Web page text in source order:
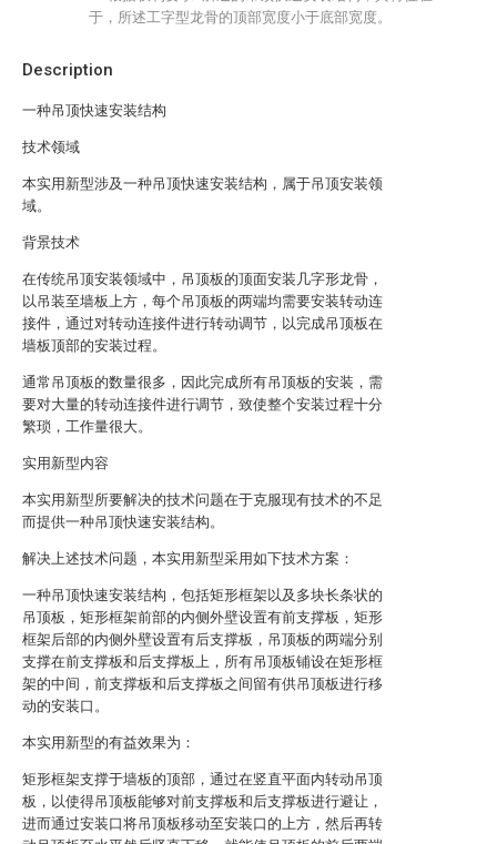
Description
一种吊顶快速安装结构
技术领域
本实用新型涉及一种吊顶快速安装结构，属于吊顶安装领
域。
背景技术
在传统吊顶安装领域中，吊顶板的顶面安装几字形龙骨，
以吊装至墙板上方，每个吊顶板的两端均需要安装转动连
接件，通过对转动连接件进行转动调节，以完成吊顶板在
墙板顶部的安装过程。
通常吊顶板的数量很多，因此完成所有吊顶板的安装，需
要对大量的转动连接件进行调节，致使整个安装过程十分
繁琐，工作量很大。
实用新型内容
本实用新型所要解决的技术问题在于克服现有技术的不足
而提供一种吊顶快速安装结构。
解决上述技术问题，本实用新型采用如下技术方案：
一种吊顶快速安装结构，包括矩形框架以及多块长条状的
吊顶板，矩形框架前部的内侧外壁设置有前支撑板，矩形
框架后部的内侧外壁设置有后支撑板，吊顶板的两端分别
支撑在前支撑板和后支撑板上，所有吊顶板铺设在矩形框
架的中间，前支撑板和后支撑板之间留有供吊顶板进行移
动的安装口。
本实用新型的有益效果为：
矩形框架支撑于墙板的顶部，通过在竖直平面内转动吊顶
板，以使得吊顶板能够对前支撑板和后支撑板进行避让，
进而通过安装口将吊顶板移动至安装口的上方，然后再转
于，所述工字型龙骨的顶部宽度小于底部宽度。